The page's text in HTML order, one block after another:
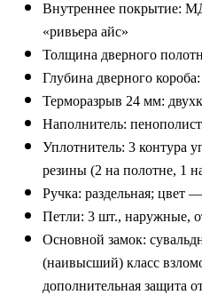
Внутреннее покрытие:
«ривьера айс»
Толщина дверного
Глубина дверного
Терморазрыв 24 мм:
Наполнитель:
Уплотнитель: 3 контура
резины (2 на полотне, 1
Ручка: раздельная; цвет
Петли: 3 шт., наружные,
Основной замок:
(наивысший) класс
дополнительная защита